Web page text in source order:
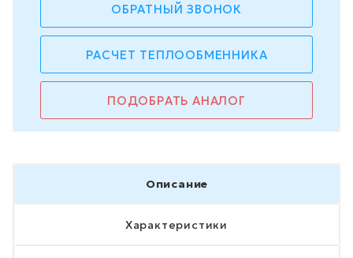
ОБРАТНЫЙ ЗВОНОК
РАСЧЕТ ТЕПЛООБМЕННИКА
ПОДОБРАТЬ АНАЛОГ
Описание
Характеристики